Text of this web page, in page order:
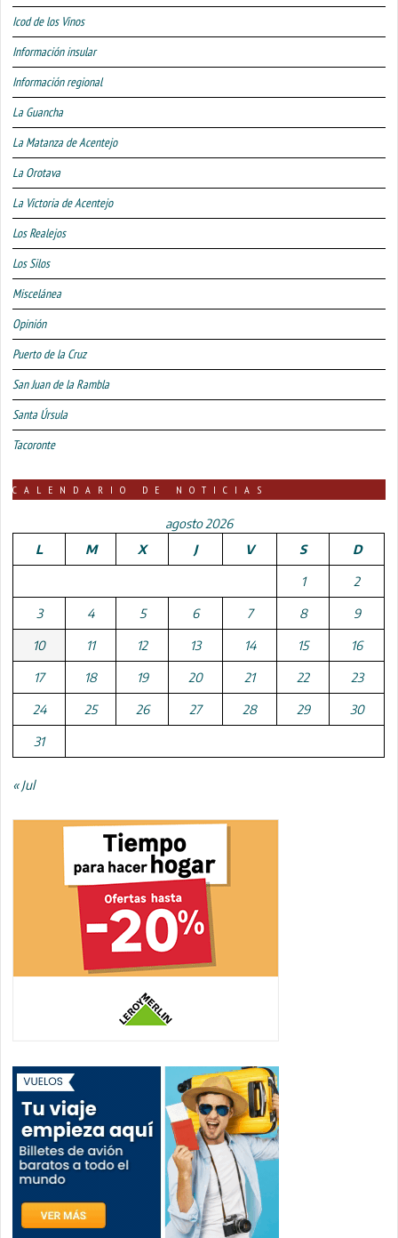
Icod de los Vinos
Información insular
Información regional
La Guancha
La Matanza de Acentejo
La Orotava
La Victoria de Acentejo
Los Realejos
Los Silos
Miscelánea
Opinión
Puerto de la Cruz
San Juan de la Rambla
Santa Úrsula
Tacoronte
CALENDARIO DE NOTICIAS
agosto 2026
L
M X J V S D
1 2
3 4 5 6 7 8 9
10 11 12 13 14 15 16
17 18 19 20 21 22 23
24 25 26 27 28 29 30
31
« Jul